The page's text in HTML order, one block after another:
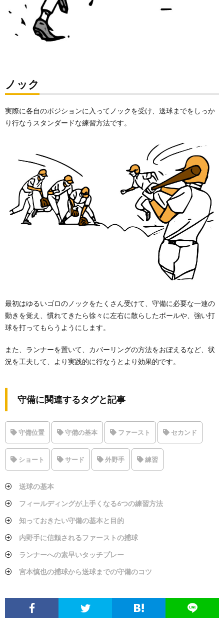
ノック
実際に各自のポジションに入ってノックを受け、送球までをしっか
り行なうスタンダードな練習方法です。
最初はゆるいゴロのノックをたくさん受けて、守備に必要な一連の
動きを覚え、慣れてきたら徐々に左右に散らしたボールや、強い打
球を打ってもらうようにします。
また、ランナーを置いて、カバーリングの方法をおぼえるなど、状
況を工夫して、より実践的に行なうとより効果的です。
守備に関連するタグと記事
守備位置 守備の基本 ファースト セカンド
ショート サード 外野手 練習
送球の基本
フィールディングが上手くなる6つの練習方法
知っておきたい守備の基本と目的
内野手に信頼されるファーストの捕球
ランナーへの素早いタッチプレー
宮本慎也の捕球から送球までの守備のコツ